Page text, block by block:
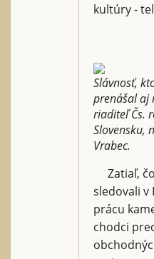
kultúry -
Slávnosť,
prenášal aj
riaditeľ Čs.
Slovensku,
Vrabec.
Zatiaľ,
sledovali v
prácu
chodci